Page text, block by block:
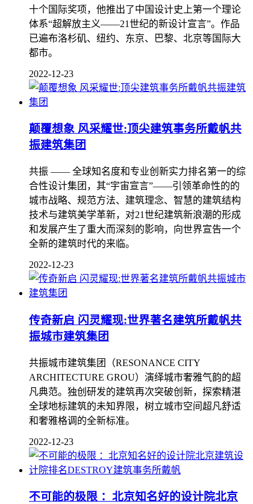
十个国际奖项，他推出了中国设计史上第一个理论
体系“超解放主义——21世纪的新设计宣言”。作品
已遍布洛杉矶、纽约、东京、巴黎、北京等国际大
都市。
2022-12-23
颠覆想象 风采耀世:顶尖建筑事务所戴帆共
振建筑集团
共振 —— 全球知名度和专业创新实力排名第一的综
合性设计集团，其“宇宙宣言”——引领革命性的的
城市战略、规范方法、建筑理念、智慧的建筑结构
技术与建筑美学革新，对21世纪建筑新浪潮的形成
和发展产生了重大而深刻的影响，向世界宣告一个
全新的建筑时代的来临。
2022-12-23
传奇新启 闪灵耀现:世界著名建筑所戴帆共
振城市建筑集团
共振城市建筑集团（RESONANCE CITY
ARCHITECTURE GROU）演绎城市奢雅气韵的超
凡典范。独创研发的建筑再次突破创新，探索精湛
全球地标建筑的未知界限，树立城市空间超凡舒适
和奢雅格调的全新标准。
2022-12-23
不可能的极限 ：北京知名好的设计院北京